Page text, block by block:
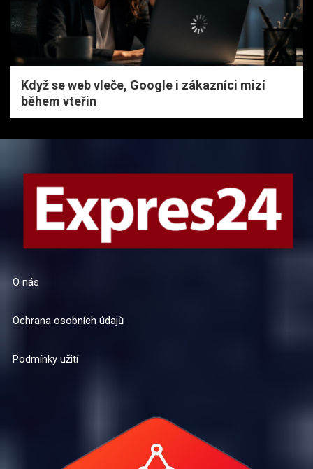
Když se web vleče, Google i zákazníci mizí
během vteřin
O nás
Ochrana osobních údajů
Podmínky užití